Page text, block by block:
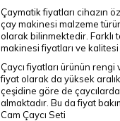
Çaymatik fiyatları cihazın
çay makinesi malzeme
olarak bilinmektedir. Farklı
makinesi fiyatları ve
Çaycı fiyatları ürünün
fiyat olarak da yüksek
çeşidine göre de
almaktadır. Bu da fiyat
Cam Çaycı Seti